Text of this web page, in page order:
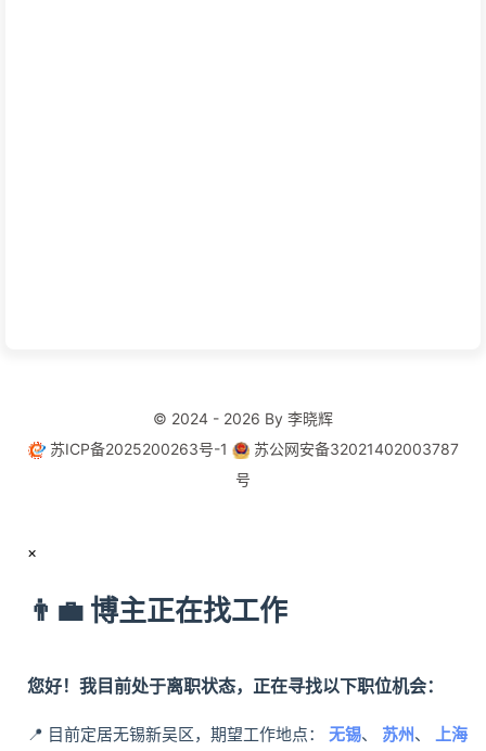
© 2024 - 2026 By 李晓辉
苏ICP备2025200263号-1
苏公网安备32021402003787
号
×
👨‍💼 博主正在找工作
您好！我目前处于离职状态，正在寻找以下职位机会：
📍 目前定居无锡新吴区，期望工作地点： 无锡、 苏州、 上海